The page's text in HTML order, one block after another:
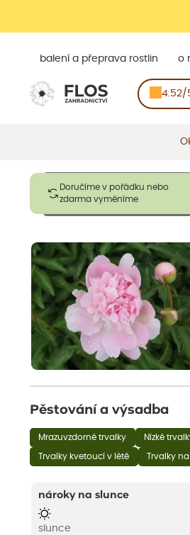
balení a přeprava rostlin o
4.52/
Doručíme v pořádku nebo
zdarma vyměníme
Obrázky slouží pouze pro
opadavé rostliny dodávány v
Pěstování a výsadba
Mrazuvzdorné trvalky Nízké
Trvalky kvetoucí v létě Trvalky
nároky na slunce
slunce